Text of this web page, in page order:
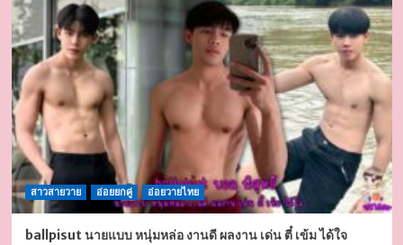
สาวสายวาย อ่อยยกคู่ อ่อยวายไทย
ballpisut นายแบบ หนุ่มหล่อ งานดี ผลงาน เด่น ตี๋ เข้ม ได้ใจ